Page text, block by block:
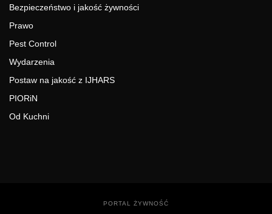
Bezpieczeństwo i jakość żywności
Prawo
Pest Control
Wydarzenia
Postaw na jakość z IJHARS
PIORiN
Od Kuchni
PORTAL ŻYWNOŚĆ